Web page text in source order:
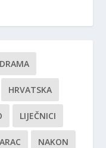
DRAMA
HRVATSKA
LIJEČNICI
NAKON